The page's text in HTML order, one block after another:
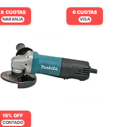
6 CUOTAS
VISA
8 CUOTAS
NARANJA
15% OFF
CONTADO